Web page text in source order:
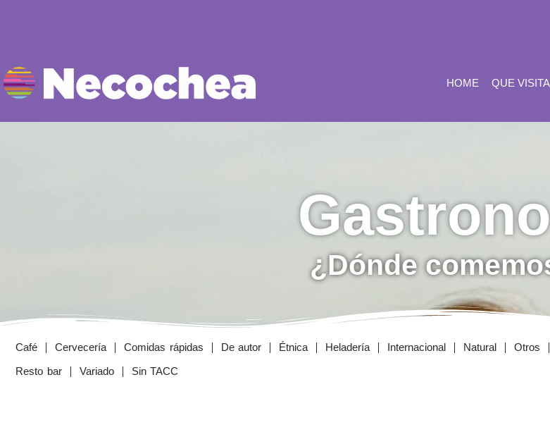
HOME QUE
¿Dónde
Café Cervecería Comidas rápidas De autor Étnica Heladería Internacional Natural Otros
Resto bar
Variado Sin TACC